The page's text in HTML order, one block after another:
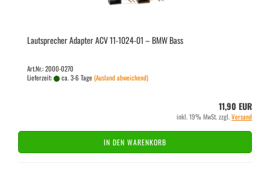
Laut­spre­cher Ad­ap­ter ACV 11-​1024-​01 – BMW Bass
Art.Nr.: 2000-0270
Lieferzeit:
ca. 3-6 Tage(Ausland abweichend)
11,90 EUR
inkl. 19% MwSt. zzgl.Versand
IN DEN WARENKORB